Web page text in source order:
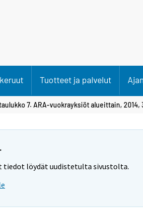
Tuotteet ja palvelut
7. ARA-vuokrayksiöt alueittain, 2014,
tiedot löydät uudistetulta sivustolta.